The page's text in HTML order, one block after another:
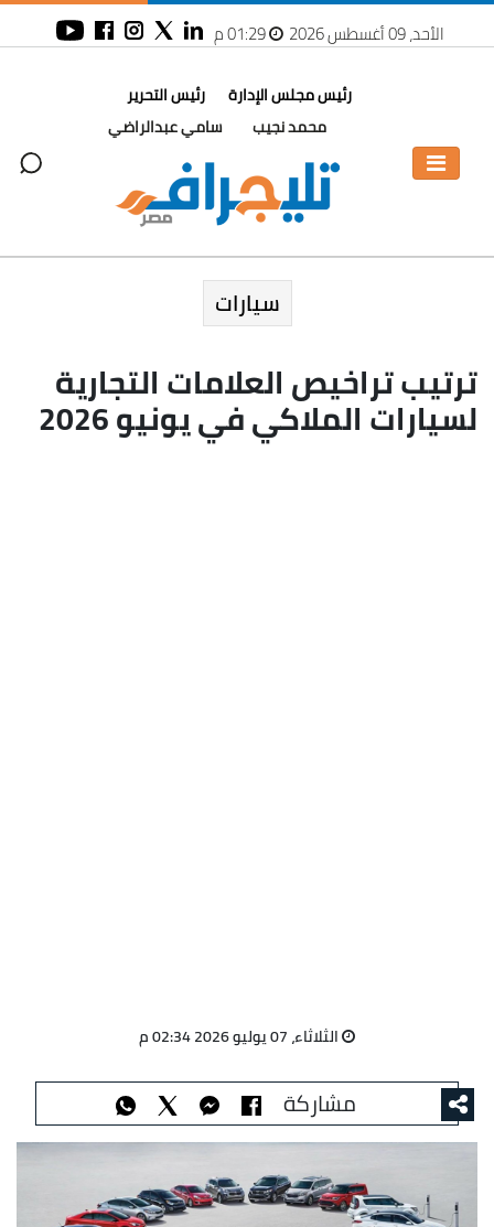
الأحد، 09 أغسطس 2026 01:29 م
رئيس مجلس الإدارة
محمد نجيب
رئيس التحرير
سامي عبدالراضي
سيارات
ترتيب تراخيص العلامات التجارية
لسيارات الملاكي في يونيو 2026
الثلاثاء، 07 يوليو 2026 02:34 م
مشاركة